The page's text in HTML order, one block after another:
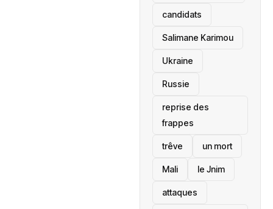
candidats
Salimane Karimou
Ukraine
Russie
reprise des
frappes
trêve un mort
Mali le Jnim
attaques